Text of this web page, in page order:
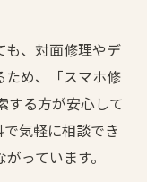
も、対面修理やデ
ため、「スマホ修
する方が安心して
気軽に相談でき
っています。